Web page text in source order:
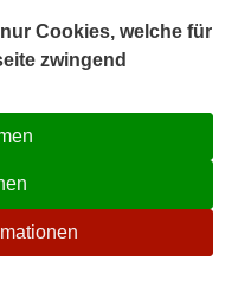
☉
Cookies, welche für
zwingend